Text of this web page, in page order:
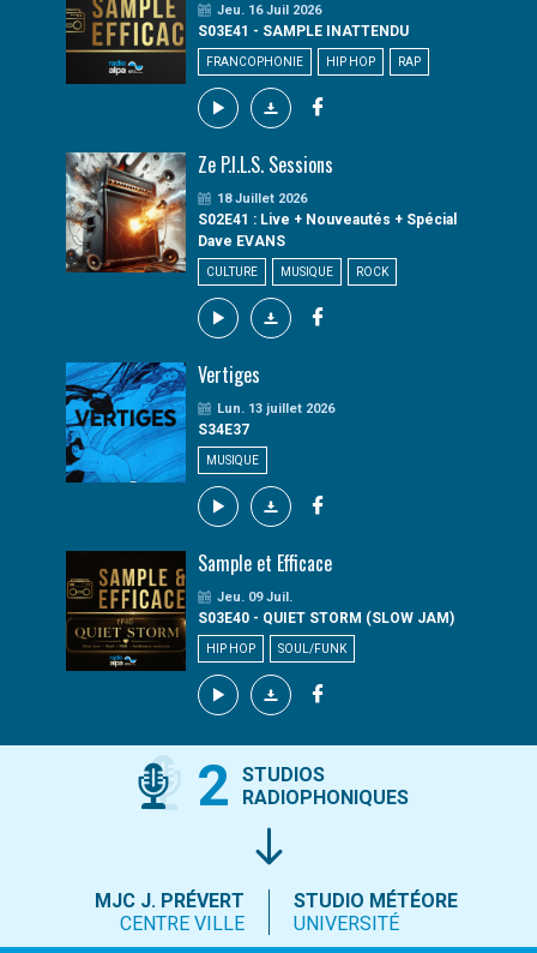
Jeu. 16 Juil 2026
S03E41 - SAMPLE INATTENDU
FRANCOPHONIE HIP HOP RAP
Ze P.I.L.S. Sessions
18 Juillet 2026
S02E41 : Live + Nouveautés + Spécial
Dave EVANS
CULTURE MUSIQUE ROCK
Vertiges
Lun. 13 juillet 2026
S34E37
MUSIQUE
Sample et Efficace
Jeu. 09 Juil.
S03E40 - QUIET STORM (SLOW JAM)
HIP HOP SOUL/FUNK
2
STUDIOS
RADIOPHONIQUES
MJC J. PRÉVERT
CENTRE VILLE
STUDIO MÉTÉORE
UNIVERSITÉ